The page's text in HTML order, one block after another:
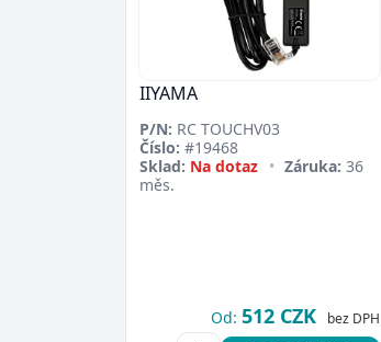
IIYAMA
P/N: RC TOUCHV03
Číslo: #19468
Sklad: Na dotaz • Záruka: 36
měs.
Od: 512 CZK bez DPH